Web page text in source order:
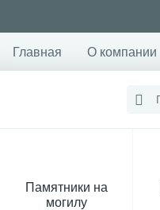
Главная О компании
Памятники на
могилу